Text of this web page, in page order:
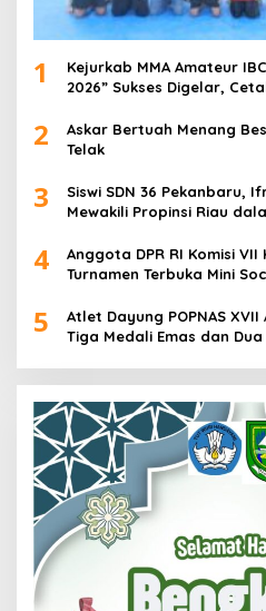
1
Kejurkab MMA Amateur
2026” Sukses Digelar,
2
Askar Bertuah Menang
Telak
3
Siswi SDN 36 Pekanbaru,
Mewakili Propinsi Riau
4
Anggota DPR RI Komisi
Turnamen Terbuka Mini
5
Atlet Dayung POPNAS
Tiga Medali Emas dan Dua